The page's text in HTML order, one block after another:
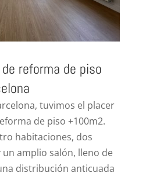
reforma de piso
tuvimos el placer
de piso +100m2.
habitaciones, dos
amplio salón, lleno de
distribución anticuada